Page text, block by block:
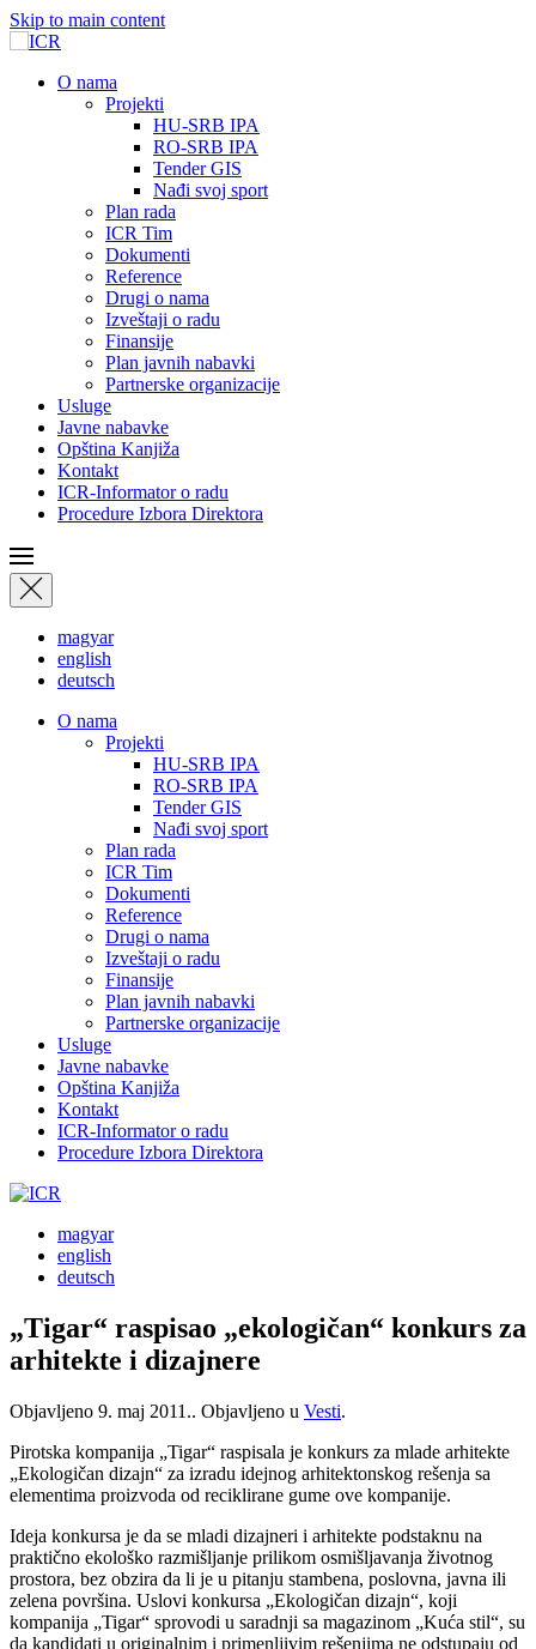
Skip to main content
О nama
Projekti
HU-SRB IPA
RO-SRB IPA
Tender GIS
Nađi svoj sport
Plan rada
ICR Tim
Dokumenti
Reference
Drugi o nama
Izveštaji o radu
Finansije
Plan javnih nabavki
Partnerske organizacije
Usluge
Javne nabavke
Opština Kanjiža
Kontakt
ICR-Informator o radu
Procedure Izbora Direktora
magyar
english
deutsch
О nama
Projekti
HU-SRB IPA
RO-SRB IPA
Tender GIS
Nađi svoj sport
Plan rada
ICR Tim
Dokumenti
Reference
Drugi o nama
Izveštaji o radu
Finansije
Plan javnih nabavki
Partnerske organizacije
Usluge
Javne nabavke
Opština Kanjiža
Kontakt
ICR-Informator o radu
Procedure Izbora Direktora
magyar
english
deutsch
„Tigar“ raspisao „ekologičan“ konkurs za
arhitekte i dizajnere
Objavljeno 9. maj 2011.. Objavljeno u Vesti.
Pirotska kompanija „Tigar“ raspisala je konkurs za mlade arhitekte
„Ekologičan dizajn“ za izradu idejnog arhitektonskog rešenja sa
elementima proizvoda od reciklirane gume ove kompanije.
Ideja konkursa je da se mladi dizajneri i arhitekte podstaknu na
praktično ekološko razmišljanje prilikom osmišljavanja životnog
prostora, bez obzira da li je u pitanju stambena, poslovna, javna ili
zelena površina. Uslovi konkursa „Ekologičan dizajn“, koji
kompanija „Tigar“ sprovodi u saradnji sa magazinom „Kuća stil“, su
da kandidati u originalnim i primenljivim rešenjima ne odstupaju od